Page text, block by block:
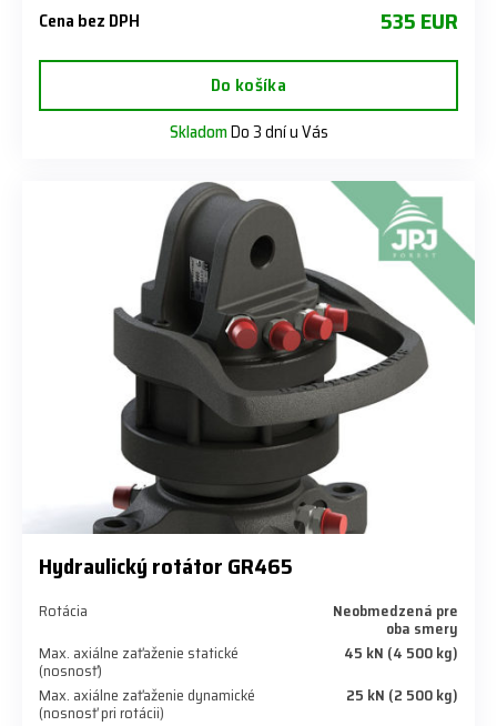
Cena bez DPH 535 EUR
Do košíka
SkladomDo 3 dní u Vás
Hydraulický rotátor GR465
Rotácia Neobmedzená pre
oba smery
Max. axiálne zaťaženie statické
(nosnosť)
45 kN (4 500 kg)
Max. axiálne zaťaženie dynamické
(nosnosť pri rotácii)
25 kN (2 500 kg)